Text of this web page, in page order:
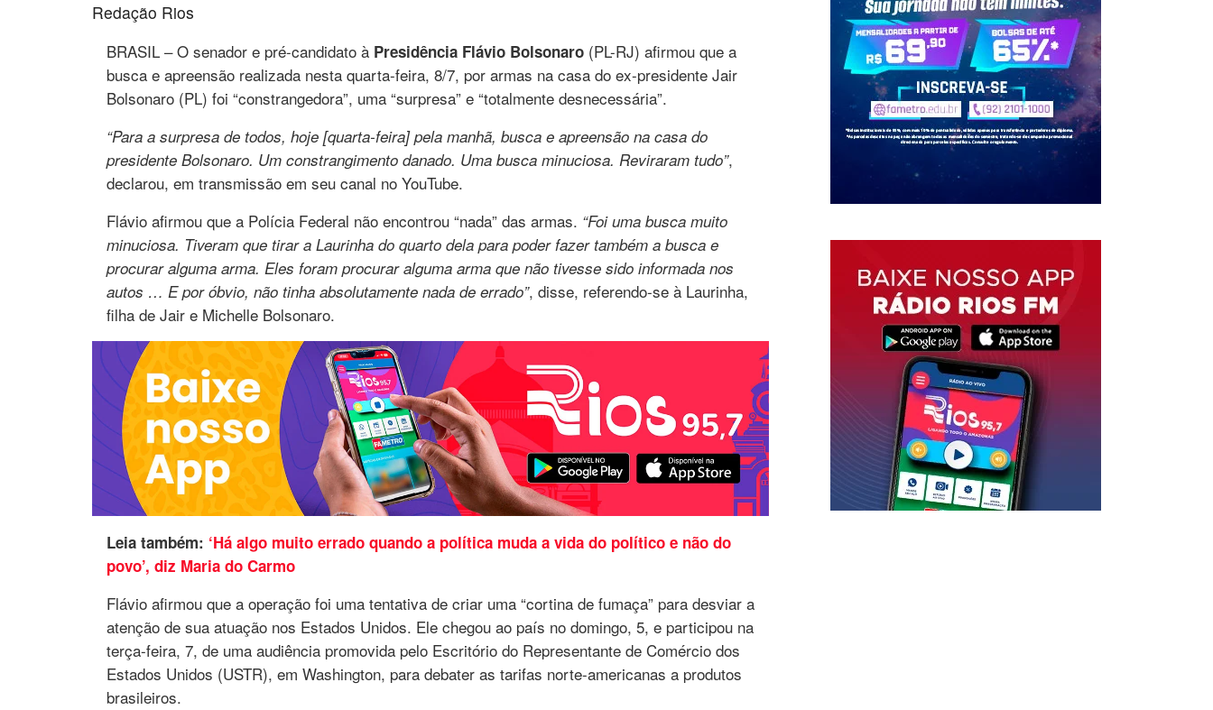
Redação Rios
BRASIL – O senador e pré-candidato à Presidência Flávio Bolsonaro (PL-RJ) afirmou que a
busca e apreensão realizada nesta quarta-feira, 8/7, por armas na casa do ex-presidente Jair
Bolsonaro (PL) foi “constrangedora”, uma “surpresa” e “totalmente desnecessária”.
“Para a surpresa de todos, hoje [quarta-feira] pela manhã, busca e apreensão na casa do
presidente Bolsonaro. Um constrangimento danado. Uma busca minuciosa. Reviraram tudo”,
declarou, em transmissão em seu canal no YouTube.
Flávio afirmou que a Polícia Federal não encontrou “nada” das armas. “Foi uma busca muito
minuciosa. Tiveram que tirar a Laurinha do quarto dela para poder fazer também a busca e
procurar alguma arma. Eles foram procurar alguma arma que não tivesse sido informada nos
autos … E por óbvio, não tinha absolutamente nada de errado”, disse, referendo-se à Laurinha,
filha de Jair e Michelle Bolsonaro.
Leia também: ‘Há algo muito errado quando a política muda a vida do político e não do
povo’, diz Maria do Carmo
Flávio afirmou que a operação foi uma tentativa de criar uma “cortina de fumaça” para desviar a
atenção de sua atuação nos Estados Unidos. Ele chegou ao país no domingo, 5, e participou na
terça-feira, 7, de uma audiência promovida pelo Escritório do Representante de Comércio dos
Estados Unidos (USTR), em Washington, para debater as tarifas norte-americanas a produtos
brasileiros.